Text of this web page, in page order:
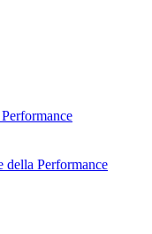
della Performance